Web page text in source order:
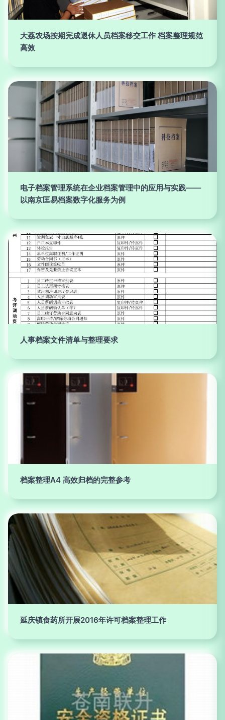
大荔农场按期完成退休人员档案移交工作 档案整理规范
高效
电子档案管理系统在企业档案管理中的应用与实践——
以南京匡易档案数字化服务为例
人事档案文件清单与整理要求
档案整理A4 高效归档的完整参考
延庆镇食药所开展2016年许可档案整理工作